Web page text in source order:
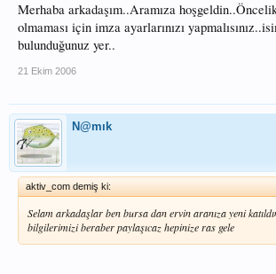
Merhaba arkadaşım..Aramıza
olmaması için imza ayarlarınızı
bulunduğunuz yer..
21 Ekim 2006
N@mık
aktiv_com demiş ki:
Selam arkadaşlar ben bursa dan ervin aranıza yeni
bilgilerimizi beraber paylaşıcaz hepinize ras gele